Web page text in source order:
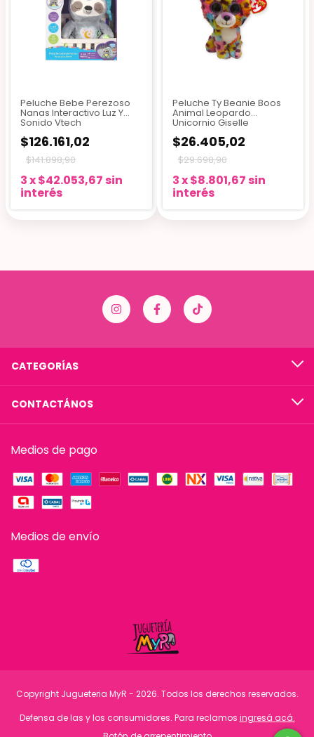
Peluche Bebe Perezoso
Nanas Interactivo Luz Y
Sonido Vtech
$126.161,02
$141.898,90
3x$42.053,67 sin
interés
Peluche Ty Beanie Boos
Animal Leopardo
Unicornio Giselle
$26.405,02
$29.698,90
3x$8.801,67 sin
interés
CATEGORÍAS
CONTACTÁNOS
Medios de pago
Medios de envío
Copyright Jugueteria MyR - 2026. Todos los derechos reservados.
Defensa de las y los consumidores. Para reclamos ingresá acá.